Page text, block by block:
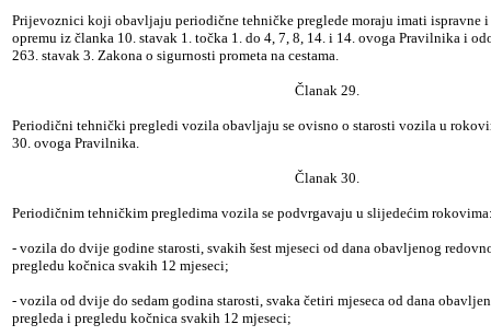
Prijevoznici koji obavljaju periodične tehničke preglede moraju imati ispravne i
opremu iz članka 10. stavak 1. točka 1. do 4, 7, 8, 14. i 14. ovoga Pravilnika i
263. stavak 3. Zakona o sigurnosti prometa na cestama.
Članak 29.
Periodični tehnički pregledi vozila obavljaju se ovisno o starosti vozila u
30. ovoga Pravilnika.
Članak 30.
Periodičnim tehničkim pregledima vozila se podvrgavaju u slijedećim
- vozila do dvije godine starosti, svakih šest mjeseci od dana obavljenog
pregledu kočnica svakih 12 mjeseci;
- vozila od dvije do sedam godina starosti, svaka četiri mjeseca od dana
pregleda i pregledu kočnica svakih 12 mjeseci;